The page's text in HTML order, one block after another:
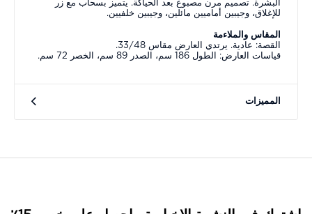
البشرة. تصميم مرن مصبوغ بعد الحياكة. يتميز بسحاب مع زر
للإغلاق، وجيبين أماميين مائلين، وجيبين خلفيين.
المقاس والملاءمة
القصة: عادية. يرتدي العارض مقاس 33/48.
قياسات العارض: الطول 186 سم، الصدر 89 سم، الخصر 72 سم.
المميزات